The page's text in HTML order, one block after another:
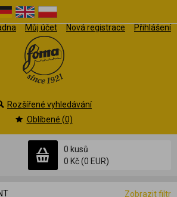
Můj účet Nová registrace Přihlášení
0 kusů
0 Kč(0 EUR)
Rozšířené vyhledávání
Oblíbené (0)
Zobrazit filtr